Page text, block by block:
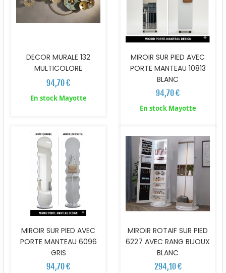
DECOR MURALE 132
MULTICOLORE
94,70 €
En stock Mayotte
MIROIR SUR PIED AVEC
PORTE MANTEAU 10813
BLANC
94,70 €
En stock Mayotte
MIROIR SUR PIED AVEC
PORTE MANTEAU 6096
GRIS
94,70 €
MIROIR ROTAIF SUR PIED
6227 AVEC RANG BIJOUX
BLANC
294,10 €